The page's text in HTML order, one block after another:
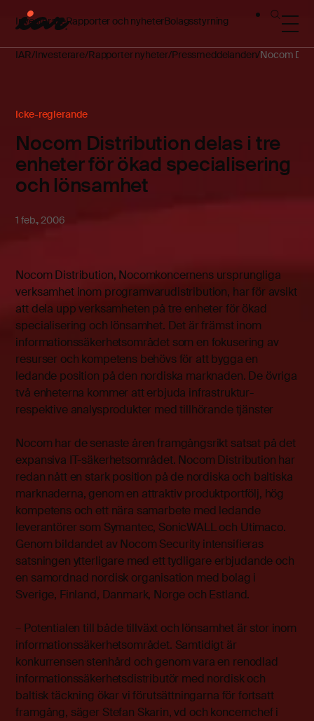
InvesterareRapporter och nyheterBolagsstyrning
IAR Investerare Rapporter nyheter Pressmeddelanden Nocom
Icke-reglerande
Nocom Distribution delas i tre
enheter för ökad specialisering
och lönsamhet
1 feb., 2006
Nocom Distribution, Nocomkoncernens ursprungliga
verksamhet inom programvarudistribution, har för avsikt
att dela upp verksamheten på tre enheter för ökad
specialisering och lönsamhet. Det är främst inom
informationssäkerhetsområdet som en fokusering av
resurser och kompetens behövs för att bygga en
ledande position på den nordiska marknaden. De övriga
två enheterna kommer att erbjuda infrastruktur-
respektive analysprodukter med tillhörande tjänster
Nocom har de senaste åren framgångsrikt satsat på det
expansiva IT-säkerhetsområdet. Nocom Distribution har
redan nått en stark position på de nordiska och baltiska
marknaderna, genom en attraktiv produktportfölj, hög
kompetens och ett nära samarbete med ledande
leverantörer som Symantec, SonicWALL och Utimaco.
Genom bildandet av Nocom Security intensifieras
satsningen ytterligare med ett tydligare erbjudande och
en samordnad nordisk organisation med bolag i
Sverige, Finland, Danmark, Norge och Estland.
– Potentialen till både tillväxt och lönsamhet är stor inom
informationssäkerhetsområdet. Samtidigt är
konkurrensen stenhård och genom vara en renodlad
informationssäkerhetsdistributör med nordisk och
baltisk täckning ökar vi förutsättningarna för fortsatt
framgång, säger Stefan Skarin, vd och koncernchef i